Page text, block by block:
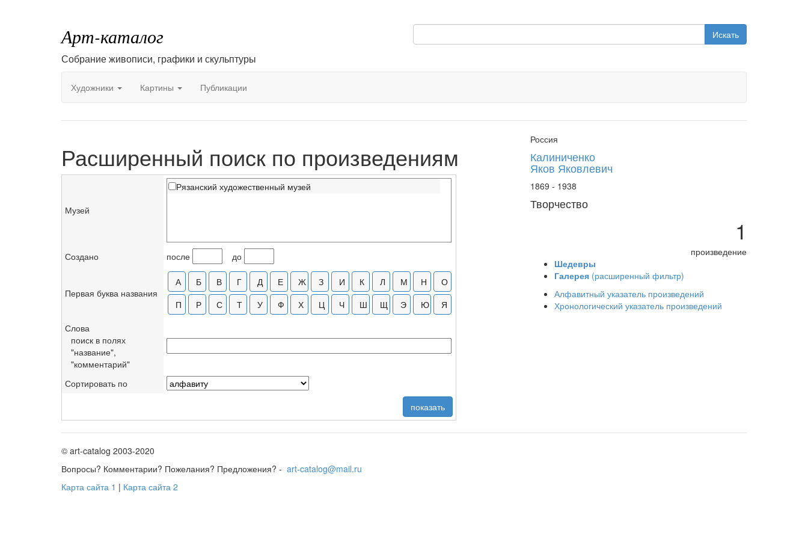
Арт-каталог
Собрание живописи, графики и скульптуры
Искать
Художники Картины Публикации
Расширенный поиск по произведениям
Музей
Рязанский художественный музей
Создано после до
Первая буква названия
Слова
поиск в полях
"название",
"комментарий"
Сортировать по
Россия
Калиниченко
Яков Яковлевич
1869 - 1938
Творчество
1
произведение
Шедевры
Галерея (расширенный фильтр)
Алфавитный указатель произведений
Хронологический указатель произведений
© art-catalog 2003-2020
Вопросы? Комментарии? Пожелания? Предложения? - art-catalog@mail.ru
Карта сайта 1 | Карта сайта 2